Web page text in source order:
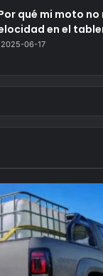
qué mi moto
en el
2025-06-17